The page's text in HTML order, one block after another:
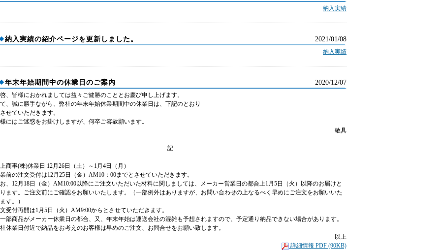
納入実績
2021/01/08
納入実績の紹介ページを更新しました。
納入実績
2020/12/07
年末年始期間中の休業日のご案内
、皆様におかれましては益々ご健勝のこととお慶び申し上げます。
、誠に勝手ながら、弊社の年末年始休業期間中の休業日は、下記のとおり
せていただきます。
にはご迷惑をお掛けしますが、何卒ご容赦願います。
敬具
記
商事(株)休業日 12月26日（土）～1月4日（月）
前の注文受付は12月25日（金）AM10：00までとさせていただきます。
、12月18日（金）AM10:00以降にご注文いただいた材料に関しましては、メーカー営業日の都合上1月5日（火）以降のお届けと
ます。ご注文前にご確認をお願いいたします。（一部例外はありますが、お問い合わせの上なるべく早めにご注文をお願いいた
す。）
受付再開は1月5日（火）AM9:00からとさせていただきます。
部商品がメーカー休業日の都合、又、年末年始は運送会社の混雑も予想されますので、予定通り納品できない場合があります。
休業日付近で納品をお考えのお客様は早めのご注文、お問合せをお願い致します。
以上
詳細情報 PDF (90KB)